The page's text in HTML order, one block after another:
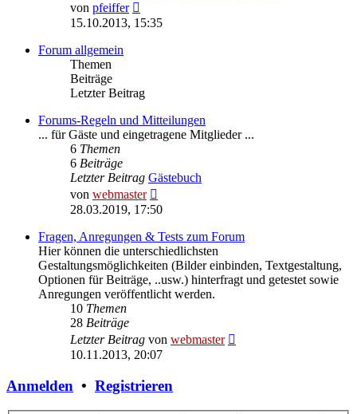
von pfeiffer
Beitrag
15.10.2013, 15:35
Forum allgemein
Themen
Beiträge
Letzter Beitrag
Forums-Regeln und Mitteilungen
... für Gäste und eingetragene Mitglieder ...
6 Themen
6 Beiträge
Letzter Beitrag Gästebuch
von webmaster
Beitrag
28.03.2019, 17:50
Fragen, Anregungen & Tests zum Forum
Hier können die unterschiedlichsten
Gestaltungsmöglichkeiten (Bilder einbinden, Textgestaltung,
Optionen für Beiträge, ..usw.) hinterfragt und getestet sowie
Anregungen veröffentlicht werden.
10 Themen
28 Beiträge
Letzter Beitrag von webmaster
10.11.2013, 20:07
Anmelden • Registrieren